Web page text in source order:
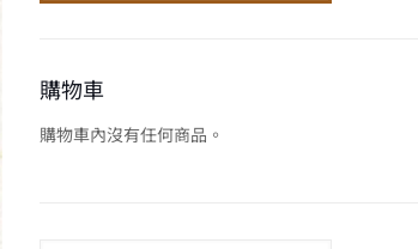
購物車
購物車內沒有任何商品。